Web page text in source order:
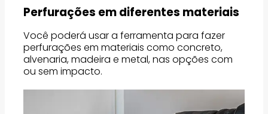
Perfurações em diferentes materiais
Você poderá usar a ferramenta para fazer
perfurações em materiais como concreto,
alvenaria, madeira e metal, nas opções com
ou sem impacto.